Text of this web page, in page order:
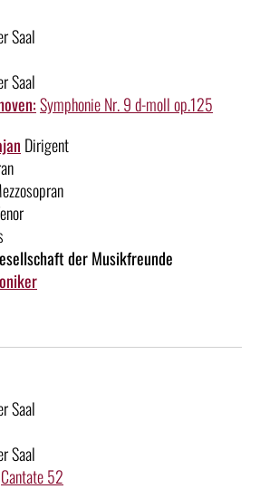
Saal
Saal
Symphonie Nr. 9 d-moll op.125
Dirigent
der Musikfreunde
Saal
Saal
Cantate 52